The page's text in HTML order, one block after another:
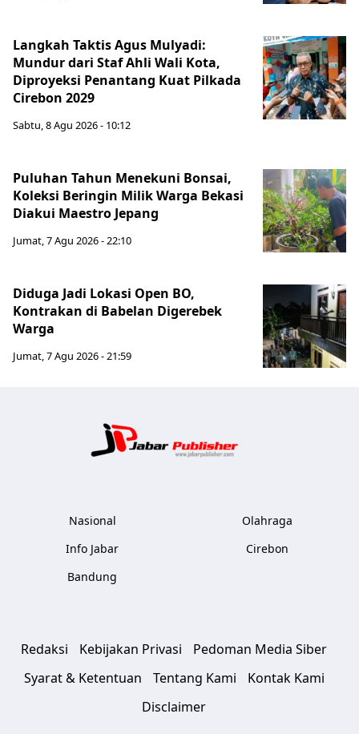
Langkah Taktis Agus Mulyadi:
Mundur dari Staf Ahli Wali Kota,
Diproyeksi Penantang Kuat Pilkada
Cirebon 2029
Sabtu, 8 Agu 2026 - 10:12
Puluhan Tahun Menekuni Bonsai,
Koleksi Beringin Milik Warga Bekasi
Diakui Maestro Jepang
Jumat, 7 Agu 2026 - 22:10
Diduga Jadi Lokasi Open BO,
Kontrakan di Babelan Digerebek
Warga
Jumat, 7 Agu 2026 - 21:59
Nasional
Info Jabar
Bandung
Olahraga
Cirebon
Redaksi Kebijakan Privasi
Pedoman Media Siber
Syarat & Ketentuan
Tentang Kami
Kontak Kami
Disclaimer